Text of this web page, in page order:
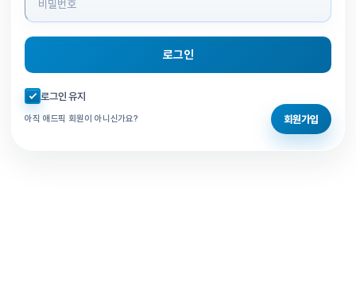
로그인
자동로그인 체크
로그인 유지
아직 애드픽 회원이 아니신가요? 회원가입